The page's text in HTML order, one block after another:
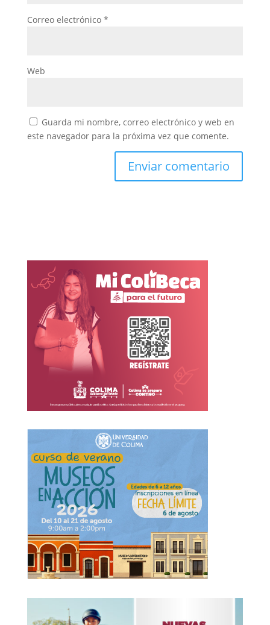
Correo electrónico *
Web
Guarda mi nombre, correo electrónico y web en
este navegador para la próxima vez que comente.